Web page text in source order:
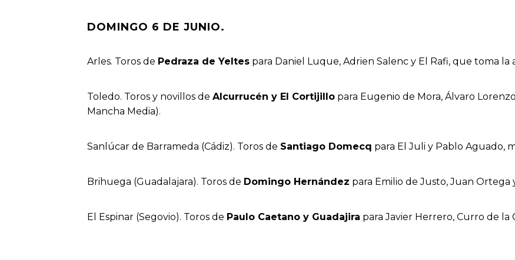
DOMINGO 6 DE JUNIO.
Arles. Toros de Pedraza de Yeltes para Daniel Luque, Adrien Salenc y El Rafi, que toma
Toledo. Toros y novillos de Alcurrucén y El Cortijillo para Eugenio de Mora, Álvaro
Mancha Media).
Sanlúcar de Barrameda (Cádiz). Toros de Santiago Domecq para El Juli y Pablo Aguado,
Brihuega (Guadalajara). Toros de Domingo Hernández para Emilio de Justo, Juan Ortega
El Espinar (Segovio). Toros de Paulo Caetano y Guadajira para Javier Herrero, Curro de la